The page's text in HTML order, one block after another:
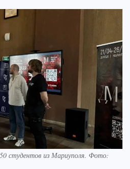
студентов из Мариуполя. Фото: